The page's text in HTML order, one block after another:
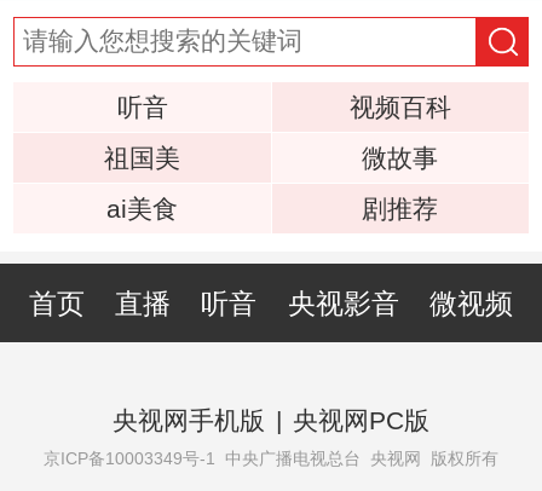
听音
视频百科
祖国美
微故事
ai美食
剧推荐
首页 直播 听音 央视影音 微视频
央视网手机版 | 央视网PC版
京ICP备10003349号-1 中央广播电视总台 央视网 版权所有